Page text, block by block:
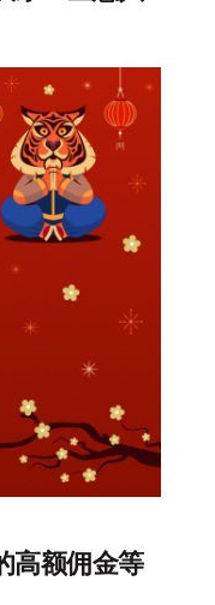
高额佣金等